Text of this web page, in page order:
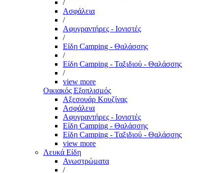
/
Ασφάλεια
/
Αφυγραντήρες - Ιονιστές
/
Είδη Camping - Θαλάσσης
/
Είδη Camping - Ταξιδιού - Θαλάσσης
/
view more
Οικιακός Εξοπλισμός
Αξεσουάρ Κουζίνας
Ασφάλεια
Αφυγραντήρες - Ιονιστές
Είδη Camping - Θαλάσσης
Είδη Camping - Ταξιδιού - Θαλάσσης
view more
Λευκά Είδη
Ανωστρώματα
/